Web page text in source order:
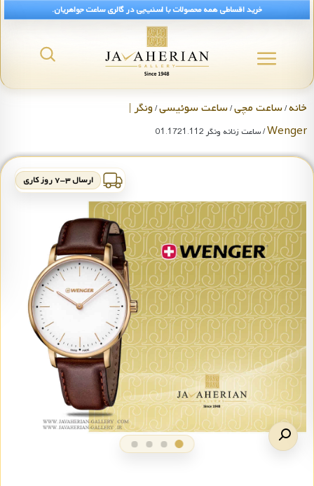
خرید اقساطی همه محصولات با اسنپ‌پی در گالری ساعت جواهریان.
خانه/ساعت مچی/ساعت سوئیسی/ونگر |
Wenger/ ساعت زنانه ونگر 01.1721.112
ارسال ۳-۷ روز کاری